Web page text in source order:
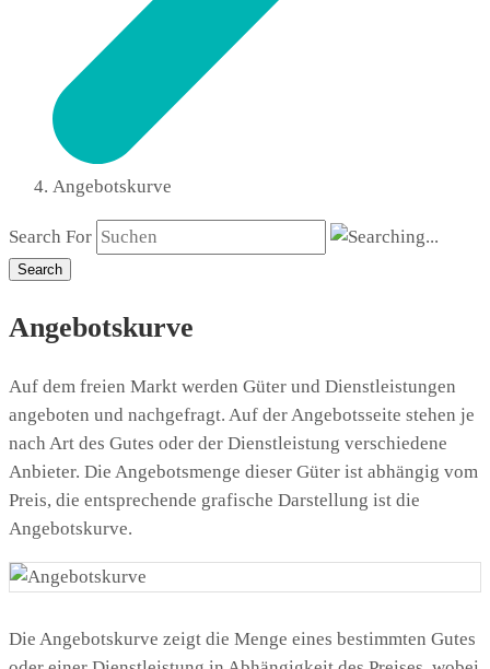
Angebotskurve
Search For
Search
Angebotskurve
Auf dem freien Markt werden Güter und Dienstleistungen
angeboten und nachgefragt. Auf der Angebotsseite stehen je
nach Art des Gutes oder der Dienstleistung verschiedene
Anbieter. Die Angebotsmenge dieser Güter ist abhängig vom
Preis, die entsprechende grafische Darstellung ist die
Angebotskurve.
Die Angebotskurve zeigt die Menge eines bestimmten Gutes